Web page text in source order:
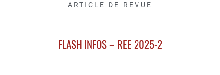
ARTICLE DE REVUE
FLASH INFOS – REE 2025-2